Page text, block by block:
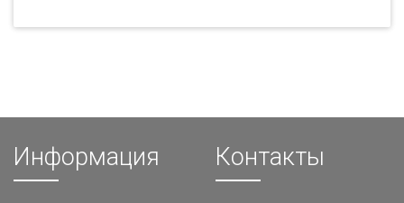
Информация Контакты